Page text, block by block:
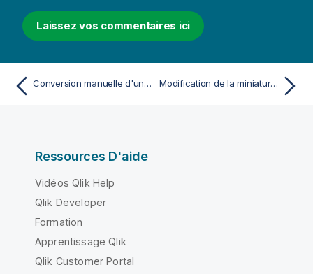
i
o
n
Laissez vos commentaires ici
Conversion manuelle d'un document QlikView en application Qlik Sense Modification de la miniature d'une application
Ressources D'aide
Vidéos Qlik Help
Qlik Developer
Formation
Apprentissage Qlik
Qlik Customer Portal